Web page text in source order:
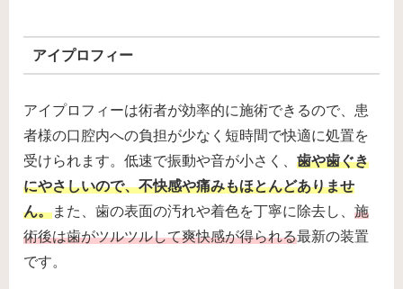
アイプロフィー
アイプロフィーは術者が効率的に施術できるので、患
者様の口腔内への負担が少なく短時間で快適に処置を
受けられます。低速で振動や音が小さく、 歯や歯ぐき
にやさしいので、不快感や痛みもほとんどありませ
ん。また、歯の表面の汚れや着色を丁寧に除去し、 施
術後は歯がツルツルして爽快感が得られる最新の装置
です。